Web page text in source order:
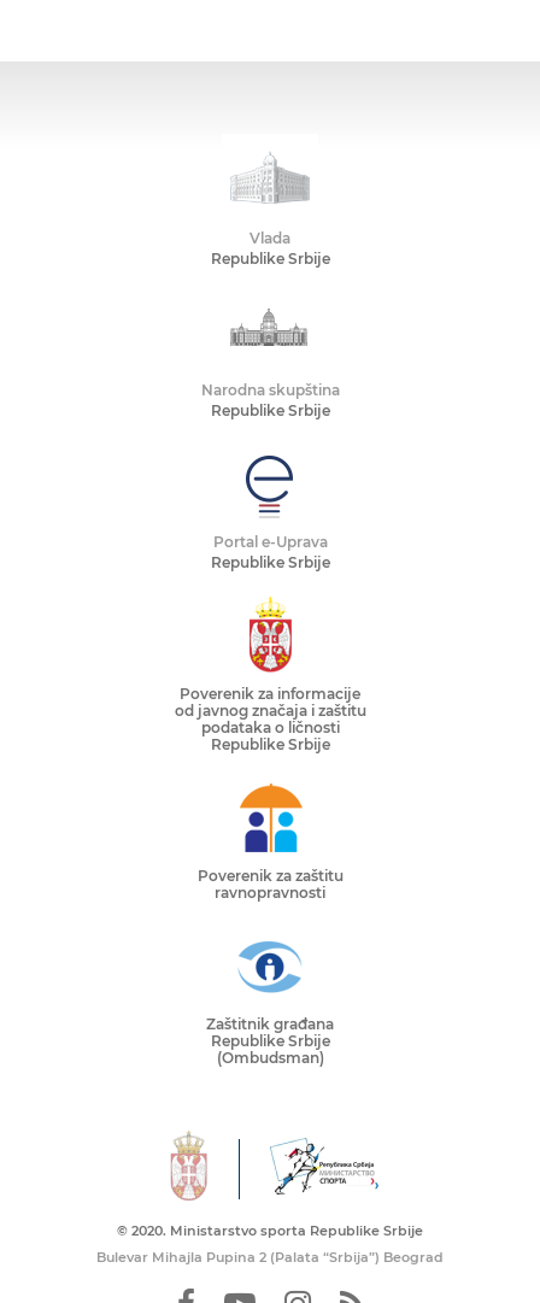
Vlada
Republike Srbije
Narodna skupština
Republike Srbije
Portal e-Uprava
Republike Srbije
Poverenik za informacije
od javnog značaja i zaštitu
podataka o ličnosti
Republike Srbije
Poverenik za zaštitu
ravnopravnosti
Zaštitnik građana
Republike Srbije
(Ombudsman)
© 2020. Ministarstvo sporta Republike Srbije
Bulevar Mihajla Pupina 2 (Palata “Srbija”) Beograd